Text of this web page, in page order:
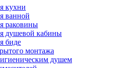
кухни
ванной
раковины
душевой кабины
биде
монтажа
душем